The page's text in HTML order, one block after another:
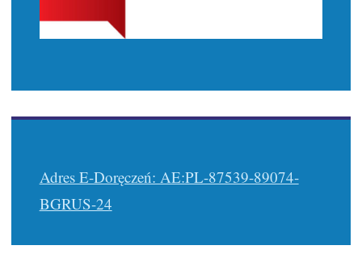
Adres E-Doręczeń: AE:PL-87539-89074-
BGRUS-24